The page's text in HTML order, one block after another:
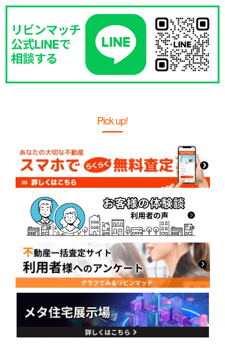
Pick up!